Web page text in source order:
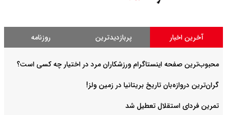
آخرین اخبار پربازدیدترین روزنامه
محبوب‌ترین صفحه اینستاگرام ورزشکاران مرد در اختیار چه کسی است؟
گران‌ترین دروازه‌بان تاریخ بریتانیا در زمین ولز!
تمرین فردای استقلال تعطیل شد